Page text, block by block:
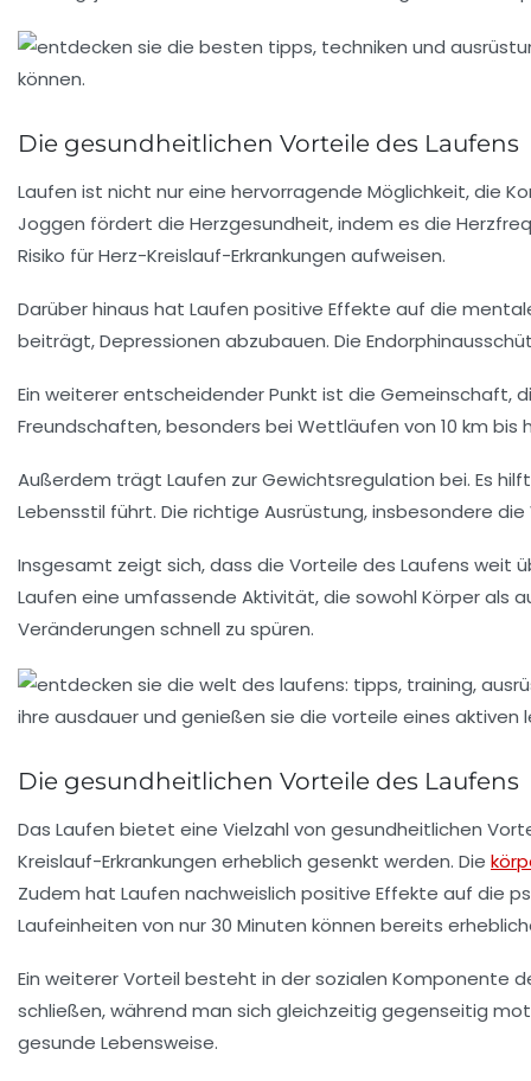
Die gesundheitlichen Vorteile des Laufens
Laufen ist nicht nur eine hervorragende Möglichkeit, die
Joggen fördert die Herzgesundheit, indem es die
Risiko fürHerz-Kreislauf-Erkrankungen aufweisen.
Darüber hinaus hat Laufen positive Effekte auf die
beiträgt,Depressionen abzubauen. Die
Ein weiterer entscheidender Punkt ist die Gemeinschaft,
Freundschaften, besonders bei Wettläufen von 10 km
Außerdem trägt Laufen zurGewichtsregulation bei. Es
Lebensstil führt. Die richtige Ausrüstung, insbesondere
Insgesamt zeigt sich, dass die Vorteile des Laufens weit
Laufen eine umfassende Aktivität, die sowohl Körper als
Veränderungen schnell zu spüren.
Die gesundheitlichen Vorteile des Laufens
Das Laufen bietet eine Vielzahl von gesundheitlichen
Kreislauf-Erkrankungen erheblich gesenkt werden. Die
Zudem hat Laufen nachweislich positive Effekte auf die
Laufeinheiten von nur 30 Minuten können bereits
Ein weiterer Vorteil besteht in der sozialen Komponente
schließen, während man sich gleichzeitig gegenseitig
gesunde Lebensweise.